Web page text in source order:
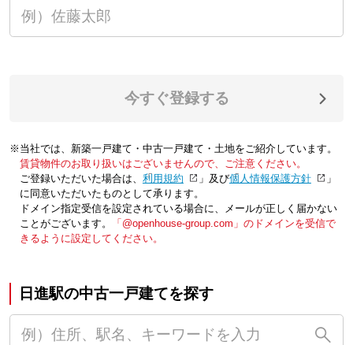
今すぐ登録する
※当社では、新築一戸建て・中古一戸建て・土地をご紹介しています。
賃貸物件のお取り扱いはございませんので、ご注意ください。
ご登録いただいた場合は、「利用規約 」及び「個人情報保護方針
」
に同意いただいたものとして承ります。
ドメイン指定受信を設定されている場合に、メールが正しく届かない
ことがございます。
「@openhouse-group.com」のドメインを受信で
きるように設定してください。
日進駅の中古一戸建てを探す